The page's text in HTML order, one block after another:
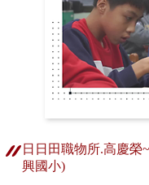
日日田職物所.高慶榮
興國小)